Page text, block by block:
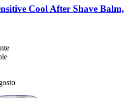
Cool After Shave Balm,